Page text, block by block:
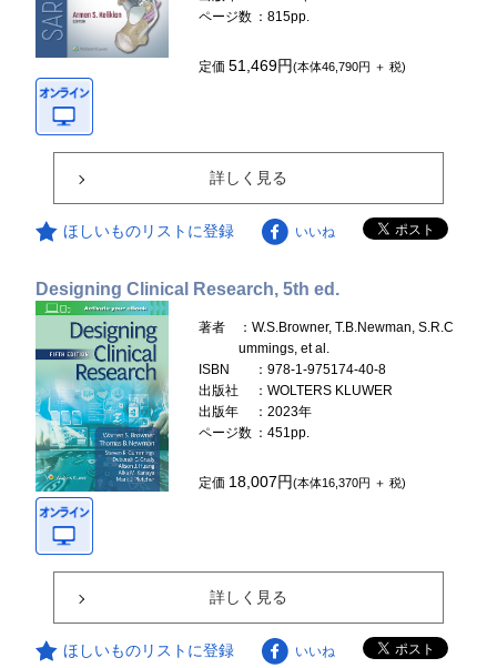
ページ数 ：815pp.
定価51,469円(本体46,790円 ＋ 税)
詳しく見る
ほしいものリストに登録 いいね
Designing Clinical Research, 5th ed.
著者
：W.S.Browner, T.B.Newman, S.R.C
ummings, et al.
ISBN
：978-1-975174-40-8
出版社
：WOLTERS KLUWER
出版年
：2023年
ページ数 ：451pp.
定価 18,007円(本体16,370円 ＋ 税)
詳しく見る
ほしいものリストに登録 いいね